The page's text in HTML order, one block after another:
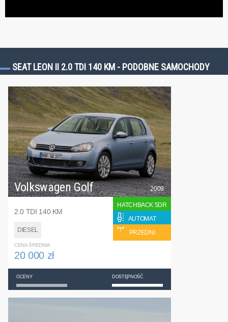
SEAT LEON II 2.0 TDI 140 KM - PODOBNE SAMOCHODY
Volkswagen Golf
2.0 TDI 140 KM
DIESEL
2009
HATCHBACK 5DR
AUTOMAT
PRZEDNI
CENA ŚREDNIA
20 000 zł
OCENY DOSTĘPNOŚĆ